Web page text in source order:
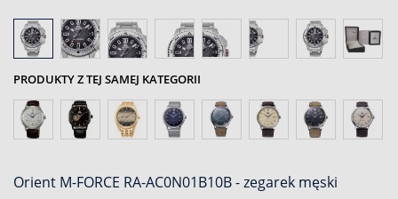
PRODUKTY Z TEJ SAMEJ KATEGORII
Orient M-FORCE RA-AC0N01B10B - zegarek męski